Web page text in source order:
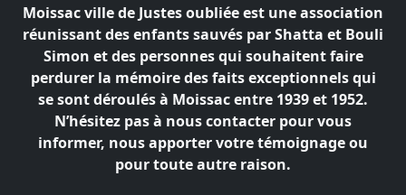
Moissac ville de Justes oubliée est une association
réunissant des enfants sauvés par Shatta et Bouli
Simon et des personnes qui souhaitent faire
perdurer la mémoire des faits exceptionnels qui
se sont déroulés à Moissac entre 1939 et 1952.
N’hésitez pas à nous contacter pour vous
informer, nous apporter votre témoignage ou
pour toute autre raison.